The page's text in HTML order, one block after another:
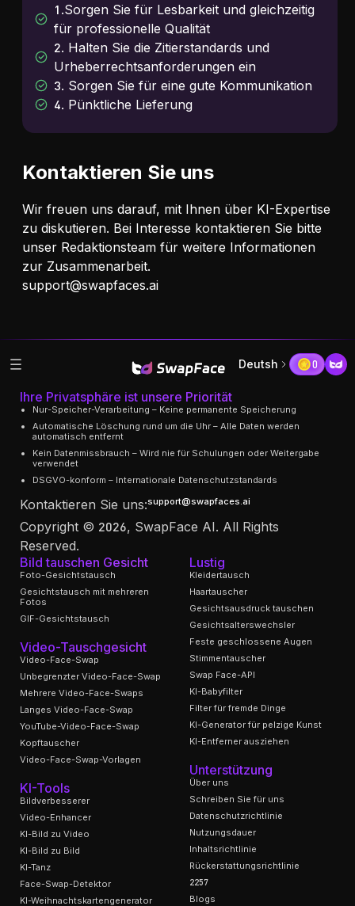
1.Sorgen Sie für Lesbarkeit und gleichzeitig
für professionelle Qualität
2. Halten Sie die Zitierstandards und
Urheberrechtsanforderungen ein
3. Sorgen Sie für eine gute Kommunikation
4. Pünktliche Lieferung
Kontaktieren Sie uns
Wir freuen uns darauf, mit Ihnen über KI-Expertise
zu diskutieren. Bei Interesse kontaktieren Sie bitte
unser Redaktionsteam für weitere Informationen
zur Zusammenarbeit.
support@swapfaces.ai
Deutsh 0
Ihre Privatsphäre ist unsere Priorität
Nur-Speicher-Verarbeitung – Keine permanente Speicherung
Automatische Löschung rund um die Uhr – Alle Daten werden
automatisch entfernt
Kein Datenmissbrauch – Wird nie für Schulungen oder Weitergabe
verwendet
DSGVO-konform – Internationale Datenschutzstandards
Kontaktieren Sie uns:support@swapfaces.ai
Copyright © 2026, SwapFace AI. All Rights
Reserved.
Bild tauschen Gesicht
Foto-Gesichtstausch
Gesichtstausch mit mehreren
Fotos
GIF-Gesichtstausch
Video-Tauschgesicht
Video-Face-Swap
Unbegrenzter Video-Face-Swap
Mehrere Video-Face-Swaps
Langes Video-Face-Swap
YouTube-Video-Face-Swap
Kopftauscher
Video-Face-Swap-Vorlagen
KI-Tools
Bildverbesserer
Video-Enhancer
KI-Bild zu Video
KI-Bild zu Bild
KI-Tanz
Face-Swap-Detektor
KI-Weihnachtskartengenerator
Lustig
Kleidertausch
Haartauscher
Gesichtsausdruck tauschen
Gesichtsalterswechsler
Feste geschlossene Augen
Stimmentauscher
Swap Face-API
KI-Babyfilter
Filter für fremde Dinge
KI-Generator für pelzige Kunst
KI-Entferner ausziehen
Unterstützung
Über uns
Schreiben Sie für uns
Datenschutzrichtlinie
Nutzungsdauer
Inhaltsrichtlinie
Rückerstattungsrichtlinie
2257
Blogs